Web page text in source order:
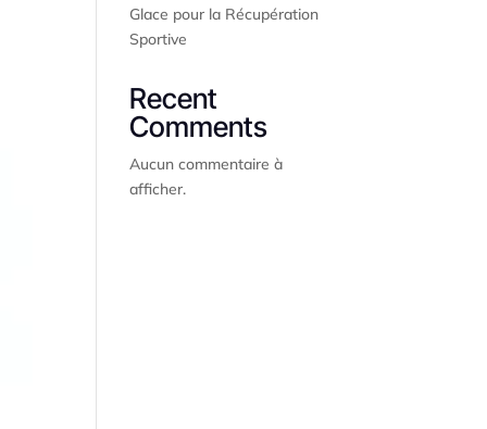
Glace pour la Récupération
Sportive
Recent
Comments
Aucun commentaire à
afficher.